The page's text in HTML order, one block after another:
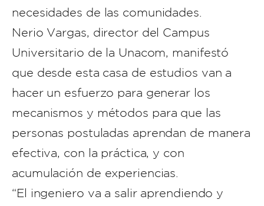
necesidades de las comunidades.
Nerio Vargas, director del Campus
Universitario de la Unacom, manifestó
que desde esta casa de estudios van a
hacer un esfuerzo para generar los
mecanismos y métodos para que las
personas postuladas aprendan de manera
efectiva, con la práctica, y con
acumulación de experiencias.
“El ingeniero va a salir aprendiendo y